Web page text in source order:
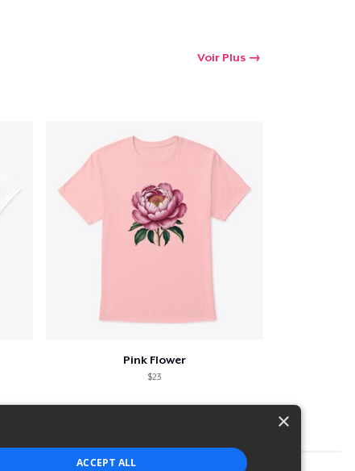
Voir Plus
Pink Flower
$23
×
ACCEPT ALL